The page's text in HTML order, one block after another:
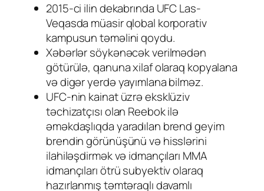
2015-ci ilin dekabrında UFC Las-
Veqasda müasir qlobal korporativ
kampusun təməlini qoydu.
Xəbərlər söykənəcək verilmədən
götürülə, qanuna xilaf olaraq kopyalana
və digər yerdə yayımlana bilməz.
UFC-nin kainat üzrə eksklüziv
təchizatçısı olan Reebok ilə
əməkdaşlıqda yaradılan brend geyim
brendin görünüşünü və hisslərini
ilahiləşdirmək və idmançıları MMA
idmançıları ötrü subyektiv olaraq
hazırlanmış təmtəraqlı davamlı